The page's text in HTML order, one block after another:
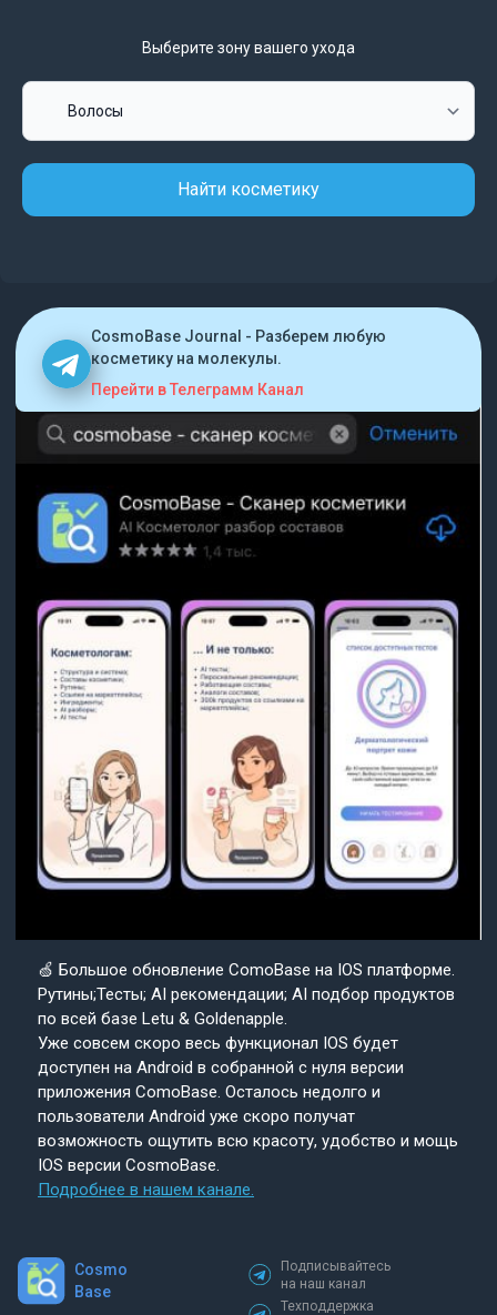
Выберите зону вашего ухода
Найти косметику
CosmoBase Journal - Разберем любую
косметику на молекулы.
Перейти в Телеграмм Канал
🍏 Большое обновление ComoBase на IOS платформе.
Рутины;Тесты; AI рекомендации; AI подбор продуктов
по всей базе Letu & Goldenapple.
Уже совсем скоро весь функционал IOS будет
доступен на Android в собранной с нуля версии
приложения ComoBase. Осталось недолго и
пользователи Android уже скоро получат
возможность ощутить всю красоту, удобство и мощь
IOS версии CosmoBase.
Подробнее в нашем канале.
Cosmo
Base
Подписывайтесь
на наш канал
Техподдержка